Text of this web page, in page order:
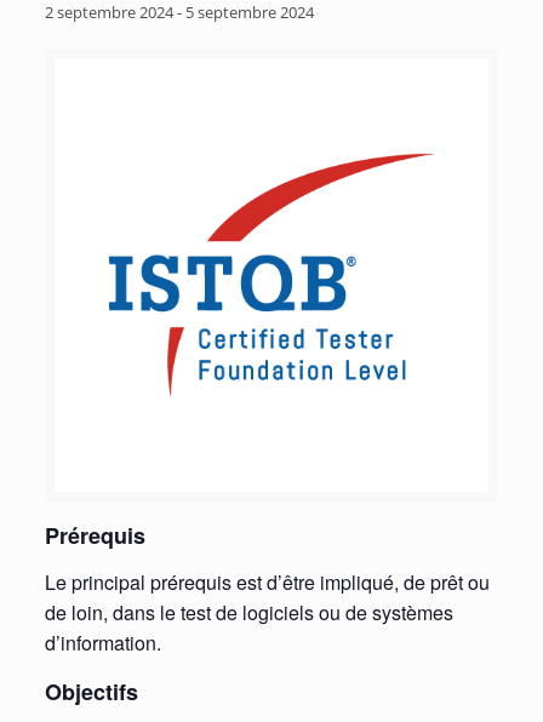
2 septembre 2024- 5 septembre 2024
Prérequis
Le principal prérequis est d’être impliqué, de prêt ou
de loin, dans le test de logiciels ou de systèmes
d’information.
Objectifs